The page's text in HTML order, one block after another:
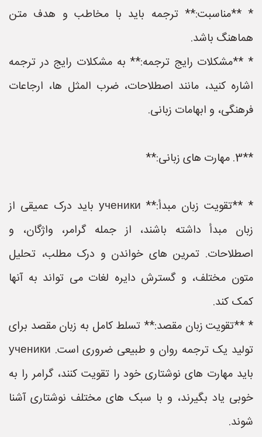
* **مناسبت:** ترجمه باید با مخاطب و هدف متن
هماهنگ باشد.
* **مشکلات رایج ترجمه:** به مشکلات رایج در ترجمه
اشاره کنید، مانند اصطلاحات، ضرب المثل ها، ارجاعات
فرهنگی، و ابهامات زبانی.
**3. مهارت های زبانی:**
* **تقویت زبان مبدأ:** ученики باید درک عمیقی از
زبان مبدأ داشته باشند، از جمله گرامر، واژگان، و
اصطلاحات. تمرین های خواندن و درک مطلب، تحلیل
متون مختلف، و گسترش دایره لغات می تواند به آنها
کمک کند.
* **تقویت زبان مقصد:** تسلط کامل به زبان مقصد برای
تولید یک ترجمه روان و طبیعی ضروری است. ученики
باید مهارت های نوشتاری خود را تقویت کنند، گرامر را به
خوبی یاد بگیرند، و با سبک های مختلف نوشتاری آشنا
شوند.